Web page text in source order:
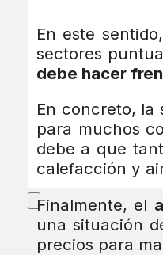
En este
sectores
debe hacer
En concreto,
para muchos
debe a que
calefacción y
Finalmente, el
una situación
precios para